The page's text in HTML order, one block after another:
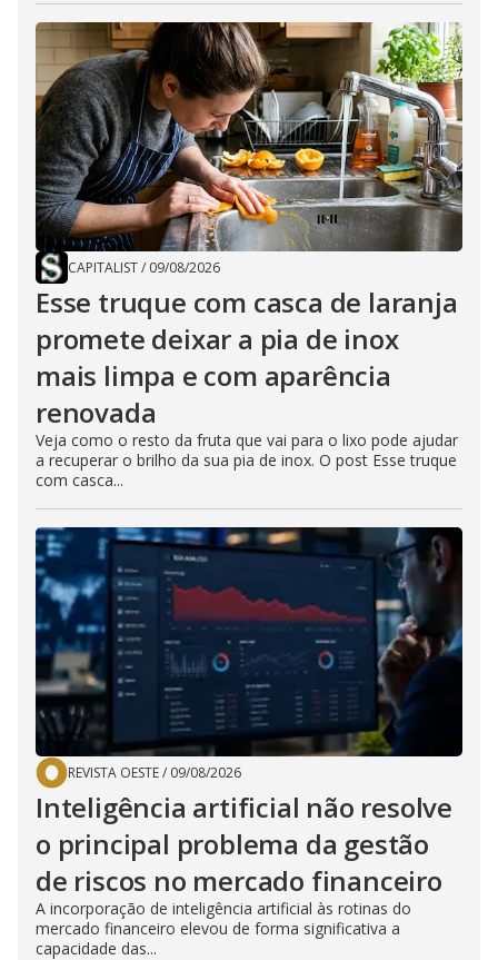
CAPITALIST/ 09/08/2026
Esse truque com casca de laranja
promete deixar a pia de inox
mais limpa e com aparência
renovada
Veja como o resto da fruta que vai para o lixo pode ajudar
a recuperar o brilho da sua pia de inox. O post Esse truque
com casca...
REVISTA OESTE/ 09/08/2026
Inteligência artificial não resolve
o principal problema da gestão
de riscos no mercado financeiro
A incorporação de inteligência artificial às rotinas do
mercado financeiro elevou de forma significativa a
capacidade das...